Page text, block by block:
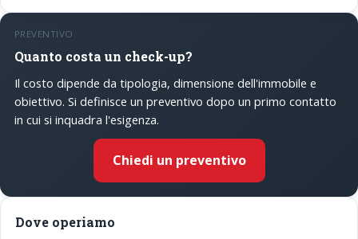
PREVENTIVO
Quanto costa un check-up?
Il costo dipende da tipologia, dimensione dell'immobile e
obiettivo. Si definisce un preventivo dopo un primo contatto
in cui si inquadra l'esigenza.
Chiedi un preventivo
Dove operiamo